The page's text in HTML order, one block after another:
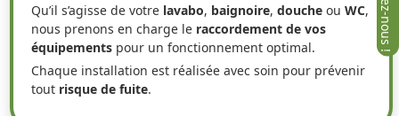
Qu’il s’agisse de votre lavabo, baignoire, douche ou WC,
nous prenons en charge le raccordement de vos
équipements pour un fonctionnement optimal.
Chaque installation est réalisée avec soin pour prévenir
tout risque de fuite.